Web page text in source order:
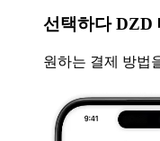
선택하다DZD
원하는 결제 방법